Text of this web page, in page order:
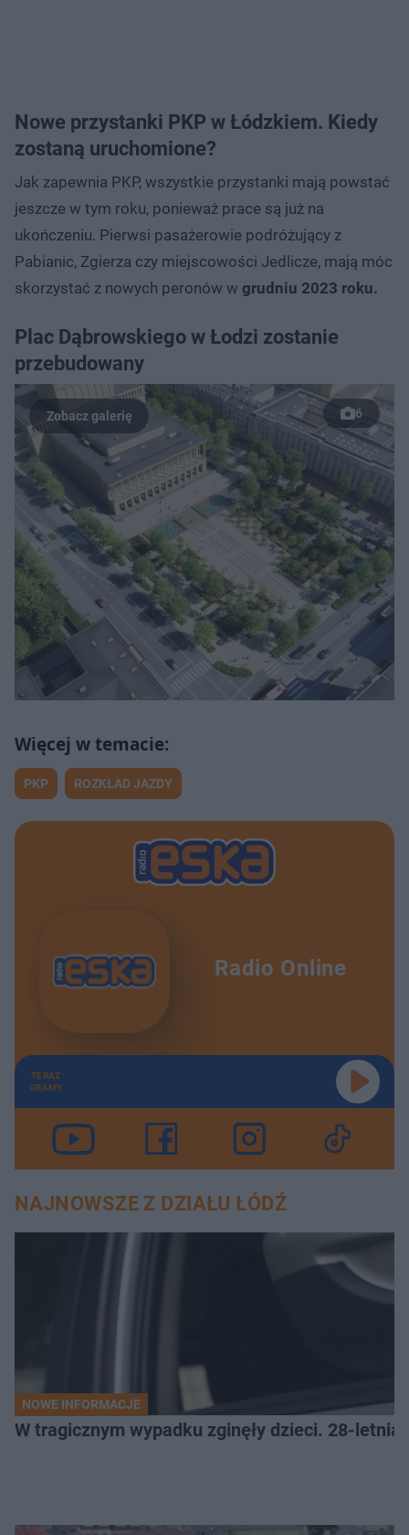
Nowe przystanki PKP w Łódzkiem. Kiedy
zostaną uruchomione?
Jak zapewnia PKP, wszystkie przystanki mają powstać
jeszcze w tym roku, ponieważ prace są już na
ukończeniu. Pierwsi pasażerowie podróżujący z
Pabianic, Zgierza czy miejscowości Jedlicze, mają móc
skorzystać z nowych peronów w grudniu 2023 roku.
Plac Dąbrowskiego w Łodzi zostanie
przebudowany
6
PKP ROZKŁAD JAZDY
Radio Online
TERAZ
GRAMY
NAJNOWSZE Z DZIAŁU ŁÓDŹ
NOWE INFORMACJE
W tragicznym wypadku zginęły dzieci. 28-